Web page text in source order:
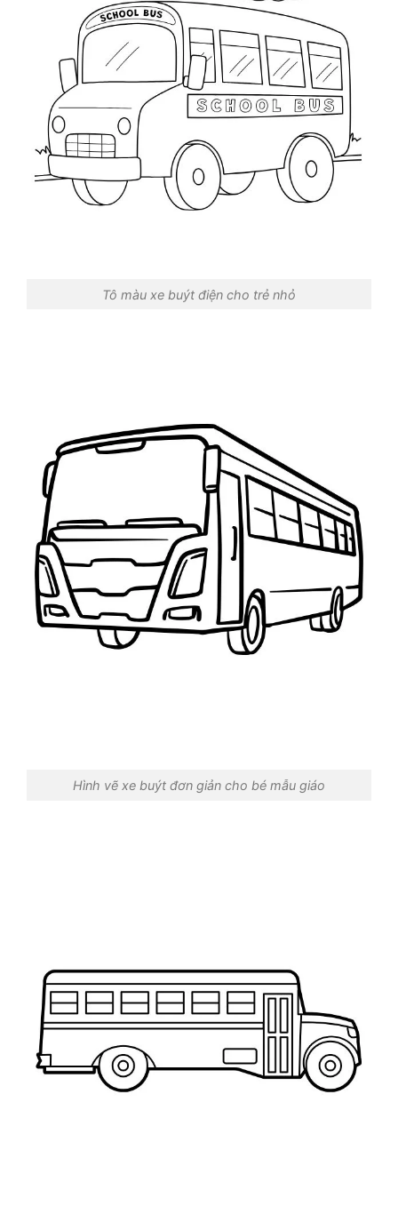
Tô màu xe buýt điện cho trẻ nhỏ
Hình vẽ xe buýt đơn giản cho bé mẫu giáo